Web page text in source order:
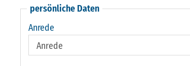
persönliche Daten
Anrede